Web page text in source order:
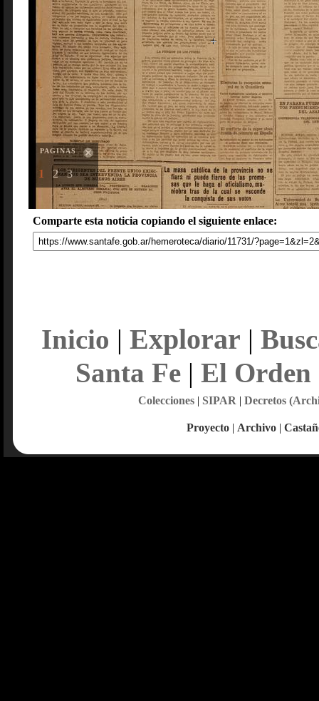
PAGINAS
1 2 3
Comparte esta noticia copiando el siguiente enlace:
Inicio | Explorar |
Santa Fe| El Orden
Colecciones| SIPAR | Decretos
Proyecto | Archivo |